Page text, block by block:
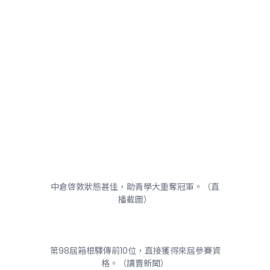
中倉啓敦狀態甚佳，助青學大重奪冠軍。（直
播截圖）
第98屆箱根驛傳前10位，直接獲得來屆參賽資
格。（讀賣新聞）